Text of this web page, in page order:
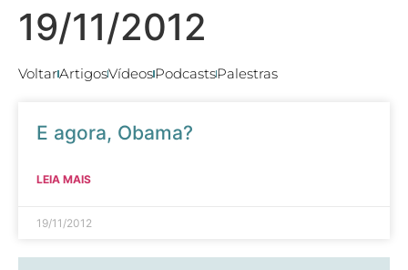
19/11/2012
VoltarArtigosVídeosPodcastsPalestras
E agora, Obama?
LEIA MAIS
19/11/2012